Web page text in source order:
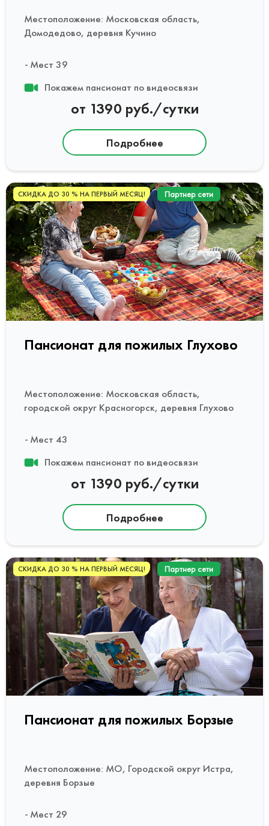
Местоположение: Московская область,
Домодедово, деревня Кучино
Мест 39
Покажем пансионат по видеосвязи
от 1390 руб./сутки
Подробнее
СКИДКА ДО 30 % НА ПЕРВЫЙ МЕСЯЦ! Партнер сети
Пансионат для пожилых Глухово
Местоположение: Московская область,
городской округ Красногорск, деревня Глухово
Мест 43
Покажем пансионат по видеосвязи
от 1390 руб./сутки
Подробнее
СКИДКА ДО 30 % НА ПЕРВЫЙ МЕСЯЦ! Партнер сети
Пансионат для пожилых Борзые
Местоположение: МО, Городской округ Истра,
деревня Борзые
Мест 29